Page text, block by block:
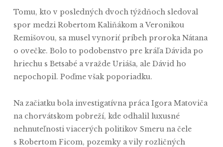
Tomu, kto v posledných dvoch týždňoch sledoval
spor medzi Robertom Kaliňákom a Veronikou
Remišovou, sa musel vynoriť príbeh proroka Nátana
o ovečke. Bolo to podobenstvo pre kráľa Dávida po
hriechu s Betsabé a vražde Uriáša, ale Dávid ho
nepochopil. Poďme však poporiadku.
Na začiatku bola investigatívna práca Igora Matoviča
na chorvátskom pobreží, kde odhalil luxusné
nehnuteľnosti viacerých politikov Smeru na čele
s Robertom Ficom, pozemky a vily rozličných